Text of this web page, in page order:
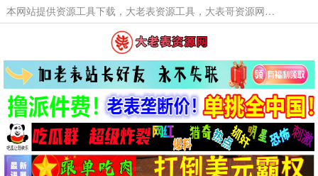
本网站提供资源工具下载，大老表资源工具，大表哥资源网软件工具，大老表资源下载，活动线报福利资源分享,活动线报，大型网游经典游戏，网络热门技术游戏辅助交流与分享。